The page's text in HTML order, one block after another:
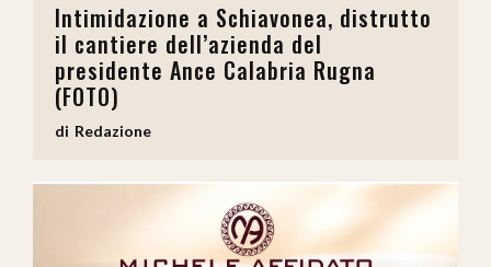
Intimidazione a Schiavonea, distrutto
il cantiere dell’azienda del
presidente Ance Calabria Rugna
(FOTO)
Redazione